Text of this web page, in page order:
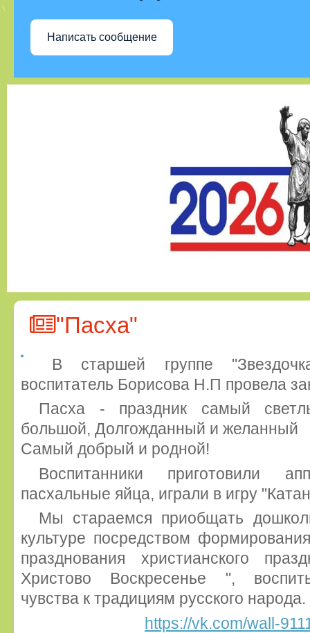
Написать сообщение
"Пасха"
В старшей группе
воспитатель Борисова Н.П провела
Пасха - праздник самый
большой, Долгожданный и желанный
Самый добрый и родной!
Воспитанники приготовили
пасхальные яйца, играли в игру
Мы стараемся приобщать
культуре посредством
празднования христианского
Христово Воскресенье ",
чувства к традициям русского народа.
https://vk.com/wall-